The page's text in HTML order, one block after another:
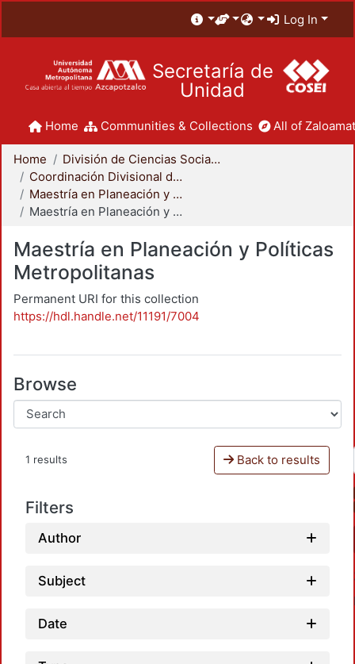
Log In
Secretaría de
Unidad
Home Communities & Collections All of
Home
División de Ciencias Sociales y Humanidades
Coordinación Divisional de Posgrado
Maestría en Planeación y Políticas Metropolitanas
Maestría en Planeación y Políticas Metropolitanas
Maestría en Planeación y Políticas
Metropolitanas
Permanent URI for this collection
https://hdl.handle.net/11191/7004
Browse
1 results Back to results
Filters
Author
Subject
Date